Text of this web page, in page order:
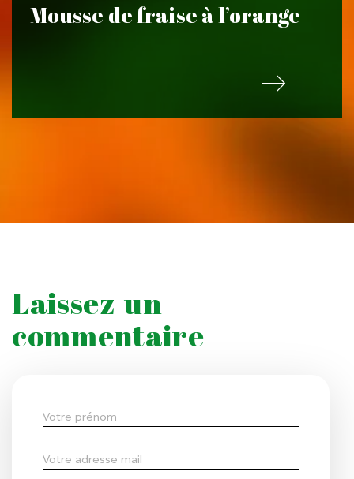
Mousse de fraise à l’orange
Laissez un
commentaire